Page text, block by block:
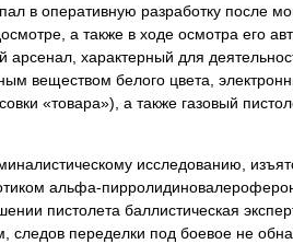
в оперативную разработку после
а также в ходе осмотра его
характерный для
веществом белого цвета,
«товара»), а также газовый
исследованию,
альфа-
пистолета баллистическая
следов переделки под боевое не